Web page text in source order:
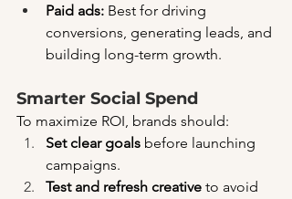
Paid ads: Best for driving
conversions, generating leads, and
building long-term growth.
Smarter Social Spend
To maximize ROI, brands should:
Set clear goals before launching
campaigns.
Test and refresh creative to avoid